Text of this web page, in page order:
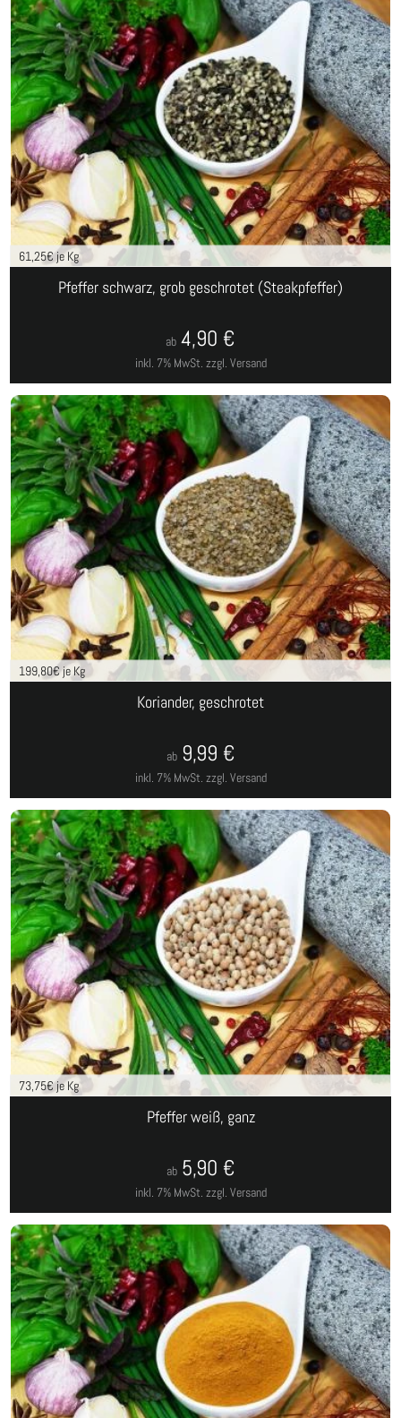
61,25€ je Kg
Pfeffer schwarz, grob geschrotet (Steakpfeffer)
inkl. 7% MwSt. zzgl. Versand
ab 4,90 €
199,80€ je Kg
Koriander, geschrotet
inkl. 7% MwSt. zzgl. Versand
ab 9,99 €
73,75€ je Kg
Pfeffer weiß, ganz
inkl. 7% MwSt. zzgl. Versand
ab 5,90 €